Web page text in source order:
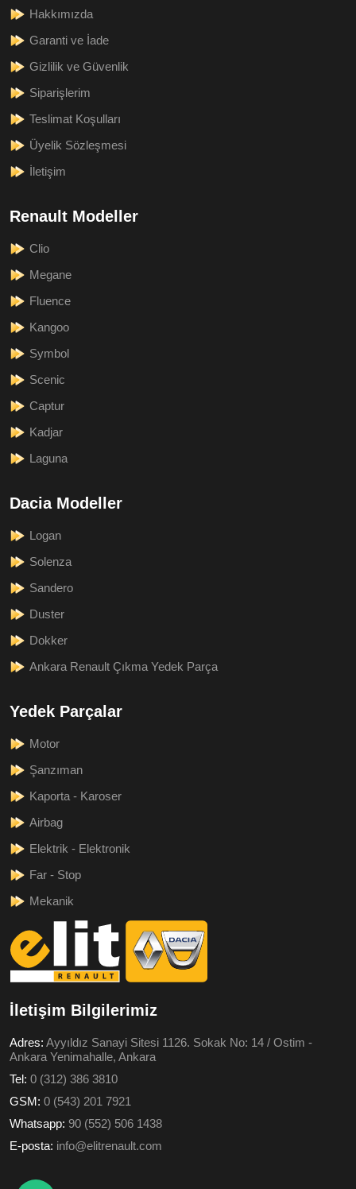
Hakkımızda
Garanti ve İade
Gizlilik ve Güvenlik
Siparişlerim
Teslimat Koşulları
Üyelik Sözleşmesi
İletişim
Renault Modeller
Clio
Megane
Fluence
Kangoo
Symbol
Scenic
Captur
Kadjar
Laguna
Dacia Modeller
Logan
Solenza
Sandero
Duster
Dokker
Ankara Renault Çıkma Yedek Parça
Yedek Parçalar
Motor
Şanzıman
Kaporta - Karoser
Airbag
Elektrik - Elektronik
Far - Stop
Mekanik
İletişim Bilgilerimiz
Adres: Ayyıldız Sanayi Sitesi 1126. Sokak No: 14 / Ostim -
Ankara Yenimahalle, Ankara
Tel: 0 (312) 386 3810
GSM: 0 (543) 201 7921
Whatsapp: 90 (552) 506 1438
E-posta: info@elitrenault.com